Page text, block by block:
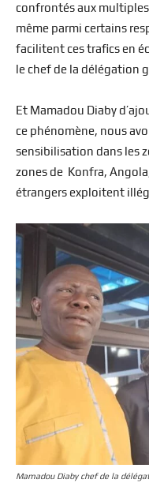
confrontés aux
même parmi certains
facilitent ces trafics en
le chef de la délégation
Et Mamadou Diaby
ce phénomène, nous
sensibilisation dans les
zones de Konfra,
étrangers exploitent
Mamadou Diaby chef de la